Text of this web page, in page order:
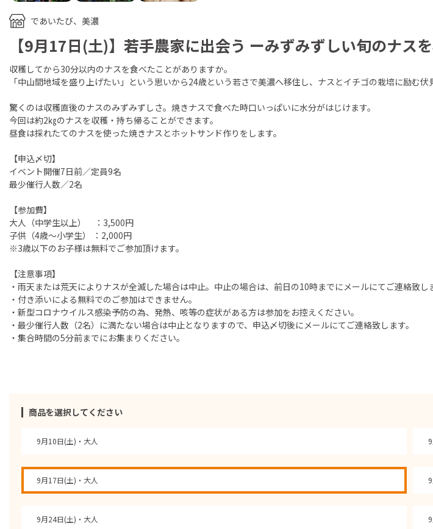
であいたび、美濃
【9月17日(土)】若手農家に出会う ーみずみずしい旬のナス
商品を選択してください
9月10日(土)・大人
9月17日(土)・大人
9月24日(土)・大人
収穫してから30分以内のナスを食べたことがありますか。
「中山間地域を盛り上げたい」という思いから24歳という若さで美濃へ移住し、ナスとイチゴの栽培に励む
驚くのは収穫直後のナスのみずみずしさ。焼きナスで食べた時口いっぱいに水分がはじけます。
今回は約2㎏のナスを収穫・持ち帰ることができます。
昼食は採れたてのナスを使った焼きナスとホットサンド作りをします。
【申込〆切】
イベント開催7日前／定員9名
最少催行人数／2名
【参加費】
大人（中学生以上） ：3,500円
子供（4歳～小学生） ：2,000円
※3歳以下のお子様は無料でご参加頂けます。
【注意事項】
・雨天または荒天によりナスが全滅した場合は中止。中止の場合は、前日の10時までにメールにてご連絡致し
・付き添いによる無料でのご参加はできません。
・新型コロナウイルス感染予防の為、発熱、咳等の症状がある方は参加をお控えください。
・最少催行人数（2名）に満たない場合は中止となりますので、申込〆切後にメールにてご連絡致します。
・集合時間の5分前までにお集まりください。